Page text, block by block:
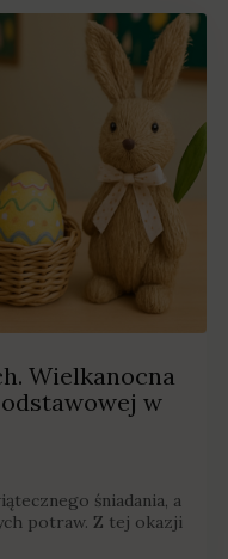
Wielkanocna
w
śniadania, a
potraw. Z tej okazji